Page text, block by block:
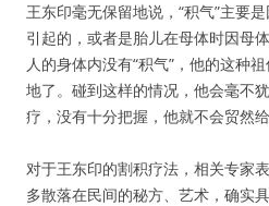
王东印毫无保留地说，“积气”主要
引起的，或者是胎儿在母体时因母
人的身体内没有“积气”，他的这种
地了。碰到这样的情况，他会毫不
疗，没有十分把握，他就不会贸然给
对于王东印的割积疗法，相关专家
多散落在民间的秘方、艺术，确实